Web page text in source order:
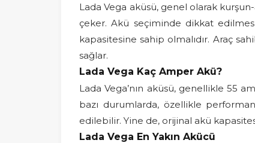
Lada Vega aküsü, genel olarak
çeker. Akü seçiminde dikkat
kapasitesine sahip olmalıdır. Araç
sağlar.
Lada Vega Kaç Amper Akü?
Lada Vega’nın aküsü, genellikle 55
bazı durumlarda, özellikle
edilebilir. Yine de, orijinal akü
Lada Vega En Yakın Akücü